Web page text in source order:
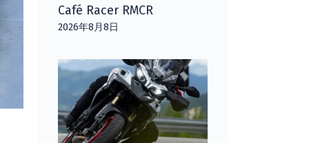
Café Racer RMCR
2026年8月8日